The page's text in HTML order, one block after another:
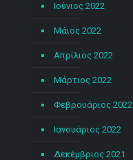
Ιούνιος 2022
Μάιος 2022
Απρίλιος 2022
Μάρτιος 2022
Φεβρουάριος 2022
Ιανουάριος 2022
Δεκέμβριος 2021